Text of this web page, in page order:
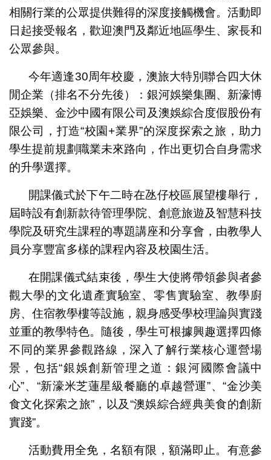
相關行業的公眾提供難得的深度接觸機會。活動即
日起接受報名，歡迎澳門及鄰近地區學生、家長和
公眾參與。
今年適逢30周年校慶，澳旅大特別聯合四大休
閒企業（排名不分先後）：銀河娛樂集團、新濠博
亞娛樂、金沙中國有限公司及澳娛綜合度假股份有
限公司，打造“校園+業界”的深度探索之旅，助力
學生提前規劃職業未來路向，作出更切合自身需求
的升學選擇。
開課儀式於下午二時在氹仔校區展望樓舉行，
屆時設有創新款待管理學院、創意旅遊及智慧科技
學院及研究生課程的專題講座和分享會，由教學人
員分享豐富多樣的課程內容及校園生活。
在開課儀式結束後，學生大使將帶領參與者參
觀大學的文化遺產實驗室、零售實驗室、教學廚
房、住宿教學樓等設施，親身感受學校理論與實踐
並重的教學特色。隨後，學生可根據興趣選擇四條
不同的業界參觀路線，深入了解行業核心運營場
景，包括“銀娛創新管理之道：銀河國際會議中
心”、“新濠米芝蓮星級餐廳的卓越營運”、“金沙美
食文化探索之旅”，以及“澳娛綜合經典美食的創新
實踐”。
活動費用全免，名額有限，額滿即止。有意參